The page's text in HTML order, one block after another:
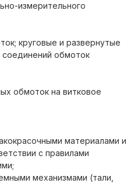
измерительного
круговые и развернутые
обмоток
обмоток на витковое
материалами и
с правилами
механизмами (тали,